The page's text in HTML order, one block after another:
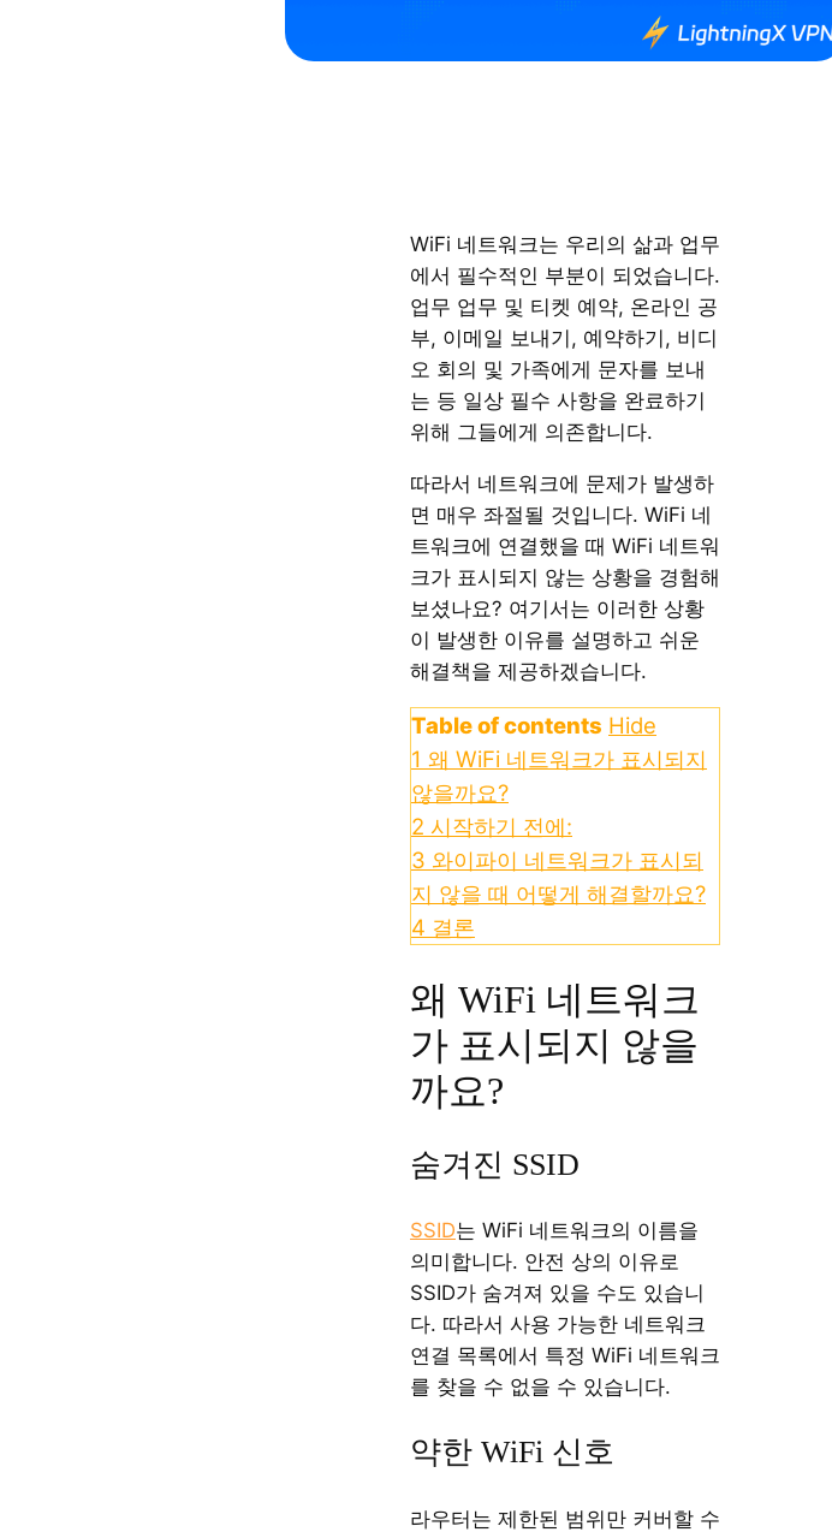
WiFi 네트워크는 우리의 삶과 업무
에서 필수적인 부분이 되었습니다.
업무 업무 및 티켓 예약, 온라인 공
부, 이메일 보내기, 예약하기, 비디
오 회의 및 가족에게 문자를 보내
는 등 일상 필수 사항을 완료하기
위해 그들에게 의존합니다.
따라서 네트워크에 문제가 발생하
면 매우 좌절될 것입니다. WiFi 네
트워크에 연결했을 때 WiFi 네트워
크가 표시되지 않는 상황을 경험해
보셨나요? 여기서는 이러한 상황
이 발생한 이유를 설명하고 쉬운
해결책을 제공하겠습니다.
Table of contents Hide
1 왜 WiFi 네트워크가 표시되지
않을까요?
2 시작하기 전에:
3 와이파이 네트워크가 표시되
지 않을 때 어떻게 해결할까요?
4 결론
왜 WiFi 네트워크
가 표시되지 않을
까요?
숨겨진 SSID
SSID는 WiFi 네트워크의 이름을
의미합니다. 안전 상의 이유로
SSID가 숨겨져 있을 수도 있습니
다. 따라서 사용 가능한 네트워크
연결 목록에서 특정 WiFi 네트워크
를 찾을 수 없을 수 있습니다.
약한 WiFi 신호
라우터는 제한된 범위만 커버할 수